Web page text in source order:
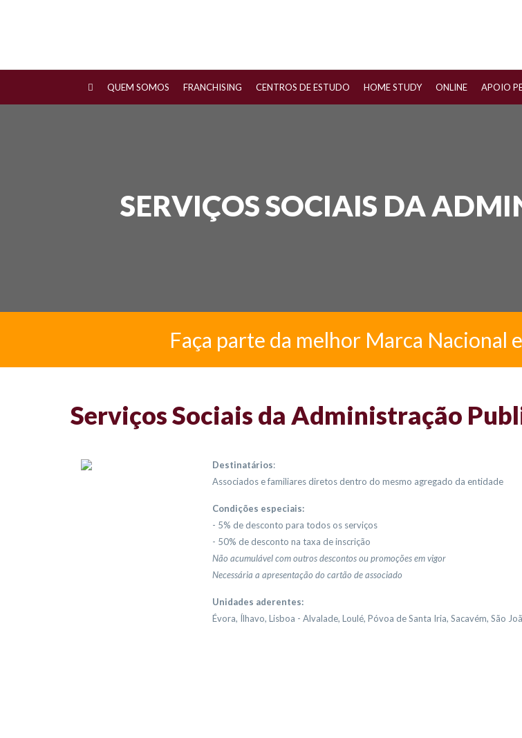
QUEM SOMOS FRANCHISING CENTROS DE ESTUDO HOME STUDY ONLINE APOIO
SERVIÇOS SOCIAIS DA
Faça parte da melhor Marca Nacional
Serviços Sociais da Administração
Destinatários:
Associados e familiares diretos dentro do mesmo agregado da entidade
Condições especiais:
- 5% de desconto para todos os serviços
- 50% de desconto na taxa de inscrição
Não acumulável com outros descontos ou promoções em vigor
Necessária a apresentação do cartão de associado
Unidades aderentes:
Évora, Ílhavo, Lisboa - Alvalade, Loulé, Póvoa de Santa Iria, Sacavém, São